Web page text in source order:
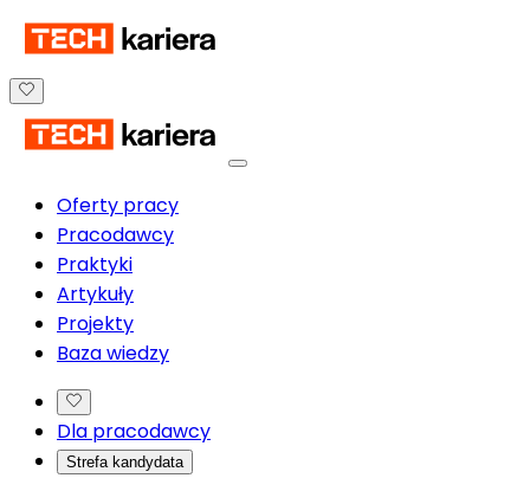
Oferty pracy
Pracodawcy
Praktyki
Artykuły
Projekty
Baza wiedzy
Dla pracodawcy
Strefa kandydata